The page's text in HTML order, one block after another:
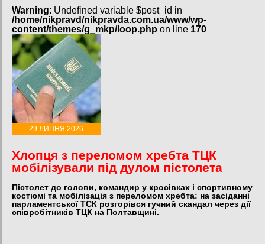
Warning: Undefined variable $post_id in
/home/nikpravd/nikpravda.com.ua/www/wp-
content/themes/g_mkp/loop.php on line 170
29 ЛИПНЯ 2026
Хлопця з переломом хребта ТЦК
мобілізували під дулом пістолета
Пістолет до голови, командир у кросівках і спортивному
костюмі та мобілізація з переломом хребта: на засіданні
парламентської ТСК розгорівся гучний скандал через дії
співробітників ТЦК на Полтавщині.